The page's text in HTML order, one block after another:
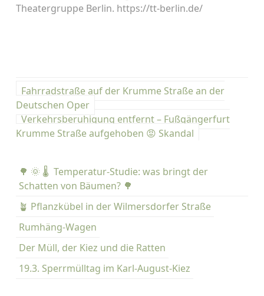
Theatergruppe Berlin. https://tt-berlin.de/
B
e
i
r
a
g
s
n
Fahrradstraße auf der Krumme Straße an der
Deutschen Oper
Verkehrsberuhigung entfernt – Fußgängerfurt
Krumme Straße aufgehoben 😡 Skandal
🌳 🌞 🌡️ Temperatur-Studie: was bringt der
Schatten von Bäumen? 🌳
🪴 Pflanzkübel in der Wilmersdorfer Straße
Rumhäng-Wagen
Der Müll, der Kiez und die Ratten
19.3. Sperrmülltag im Karl-August-Kiez